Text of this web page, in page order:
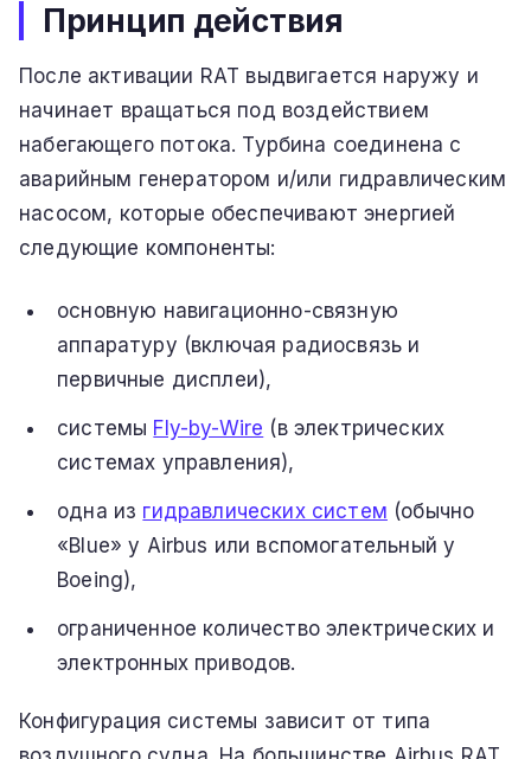
Принцип действия
После активации RAT выдвигается наружу и
начинает вращаться под воздействием
набегающего потока. Турбина соединена с
аварийным генератором и/или гидравлическим
насосом, которые обеспечивают энергией
следующие компоненты:
основную навигационно-связную
аппаратуру (включая радиосвязь и
первичные дисплеи),
системы Fly-by-Wire (в электрических
системах управления),
одна из гидравлических систем (обычно
«Blue» у Airbus или вспомогательный у
Boeing),
ограниченное количество электрических и
электронных приводов.
Конфигурация системы зависит от типа